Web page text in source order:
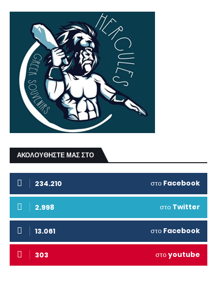
ΑΚΟΛΟΥΘΗΣΤΕ ΜΑΣ ΣΤΟ
234.210 στο Facebook
2.998 στο Twitter
13.061 στο Facebook
303 στοyoutube